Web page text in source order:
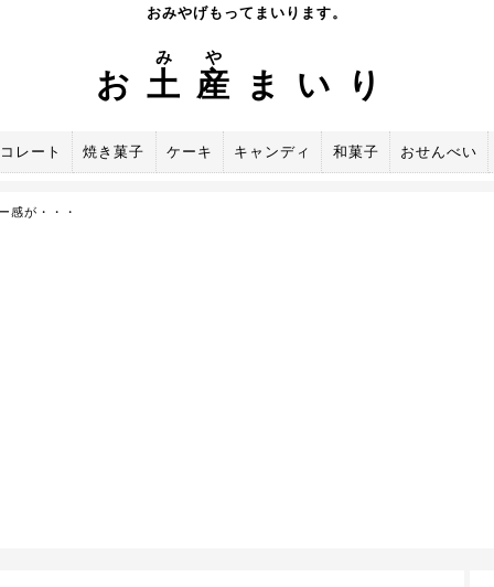
おみやげもってまいります。
お 土
み
産
や
まいり
レート 焼き菓子 ケーキ キャンディ 和菓子 おせんべい
感が・・・